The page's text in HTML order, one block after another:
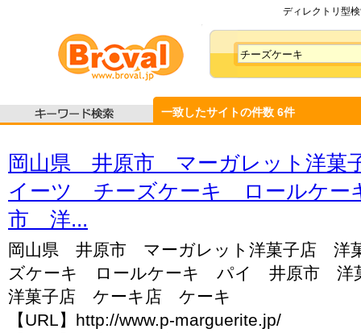
ディレクトリ型
一致したサイトの件数 6件
岡山県 井原市 マーガレット洋
イーツ チーズケーキ ロールケ
市 洋...
岡山県 井原市 マーガレット洋菓子店
ズケーキ ロールケーキ パイ 井原市 洋
洋菓子店 ケーキ店 ケーキ
【URL】http://www.p-marguerite.jp/